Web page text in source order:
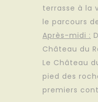
terrasse à la
le parcours
Après-midi :
Château du
Le Château
pied des
premiers